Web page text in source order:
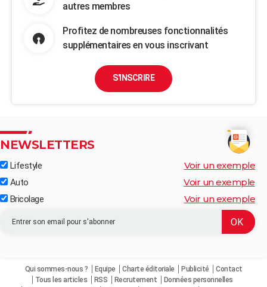
autres membres
Profitez de nombreuses fonctionnalités
supplémentaires en vous inscrivant
S'INSCRIRE
NEWSLETTERS
Lifestyle Voir un exemple
Auto Voir un exemple
Bricolage Voir un exemple
Qui sommes-nous ? Equipe Charte éditoriale Publicité
Contact
Tous les articles
RSS Recrutement
Données personnelles